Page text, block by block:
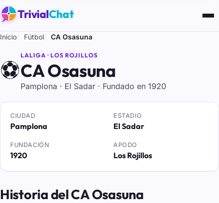
TrivialChat
Inicio Fútbol CA Osasuna
⚽
LALIGA · LOS ROJILLOS
CA Osasuna
Pamplona · El Sadar · Fundado en 1920
CIUDAD
Pamplona
ESTADIO
El Sadar
FUNDACIÓN
1920
APODO
Los Rojillos
Historia del CA Osasuna